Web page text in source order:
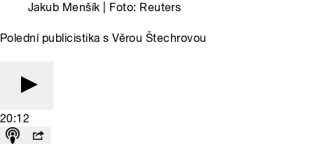
Jakub Menšík | Foto: Reuters
Polední publicistika s Věrou Štechrovou
20:12